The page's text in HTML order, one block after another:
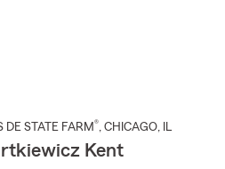
DE STATE FARM®, CHICAGO, IL
Kent